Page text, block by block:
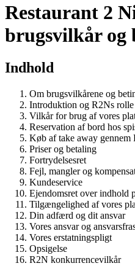
Restaurant 2
brugsvilkår og
Indhold
Om brugsvilkårene og
Introduktion og R2Ns rolle
Vilkår for brug af vores
Reservation af bord hos
Køb af take away gennem
Priser og betaling
Fortrydelsesret
Fejl, mangler og
Kundeservice
Ejendomsret over indhold
Tilgængelighed af vores
Din adfærd og dit ansvar
Vores ansvar og
Vores erstatningspligt
Opsigelse
R2N konkurrencevilkår